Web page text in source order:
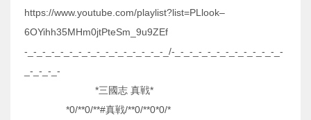
https://www.youtube.com/playlist?list=PLlook–
6OYihh35MHm0jtPteSm_9u9ZEf
-_-_-_-_-_-_-_-_-_-_-_-_-_-_-_-_/-_-_-_-_-_-_-_-_-_-_-_-_-
_-_-_-_-
*三國志 真戦*
*⁠⁠0⁠/⁠**⁠⁠0⁠/⁠**⁠⁠#真戦/⁠**⁠⁠0⁠/⁠**⁠⁠0⁠*⁠⁠0⁠/⁠*